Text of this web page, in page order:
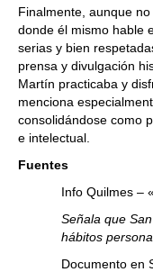
Finalmente, aunque
donde él mismo hable
serias y bien
prensa y divulgación
Martín practicaba y
menciona
consolidándose como
e intelectual.
Fuentes
Info Quilmes –
Señala que
hábitos
Documento en